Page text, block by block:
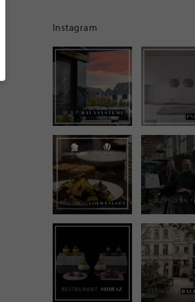
Instagram